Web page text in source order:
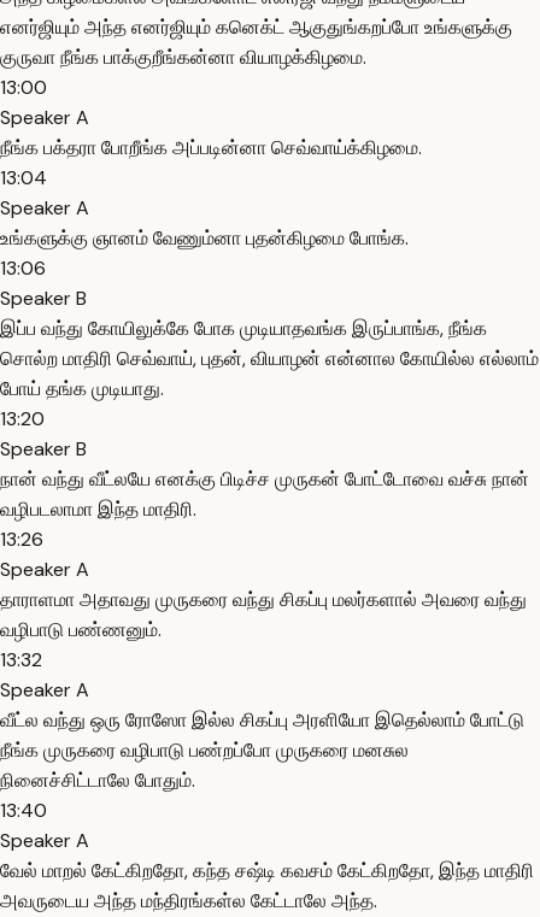
எனர்ஜியும் அந்த எனர்ஜியும் கனெக்ட் ஆகுதுங்கறப்போ உங்களுக்கு
குருவா நீங்க பாக்குறீங்கன்னா வியாழக்கிழமை.
13:00
Speaker A
நீங்க பக்தரா போறீங்க அப்படின்னா செவ்வாய்க்கிழமை.
13:04
Speaker A
உங்களுக்கு ஞானம் வேணும்னா புதன்கிழமை போங்க.
13:06
Speaker B
இப்ப வந்து கோயிலுக்கே போக முடியாதவங்க இருப்பாங்க, நீங்க
சொல்ற மாதிரி செவ்வாய், புதன், வியாழன் என்னால கோயில்ல எல்லாம்
போய் தங்க முடியாது.
13:20
Speaker B
நான் வந்து வீட்லயே எனக்கு பிடிச்ச முருகன் போட்டோவை வச்சு நான்
வழிபடலாமா இந்த மாதிரி.
13:26
Speaker A
தாராளமா அதாவது முருகரை வந்து சிகப்பு மலர்களால் அவரை வந்து
வழிபாடு பண்ணனும்.
13:32
Speaker A
வீட்ல வந்து ஒரு ரோஸோ இல்ல சிகப்பு அரளியோ இதெல்லாம் போட்டு
நீங்க முருகரை வழிபாடு பண்றப்போ முருகரை மனசுல
நினைச்சிட்டாலே போதும்.
13:40
Speaker A
வேல் மாறல் கேட்கிறதோ, கந்த சஷ்டி கவசம் கேட்கிறதோ, இந்த மாதிரி
அவருடைய அந்த மந்திரங்கள்ல கேட்டாலே அந்த.